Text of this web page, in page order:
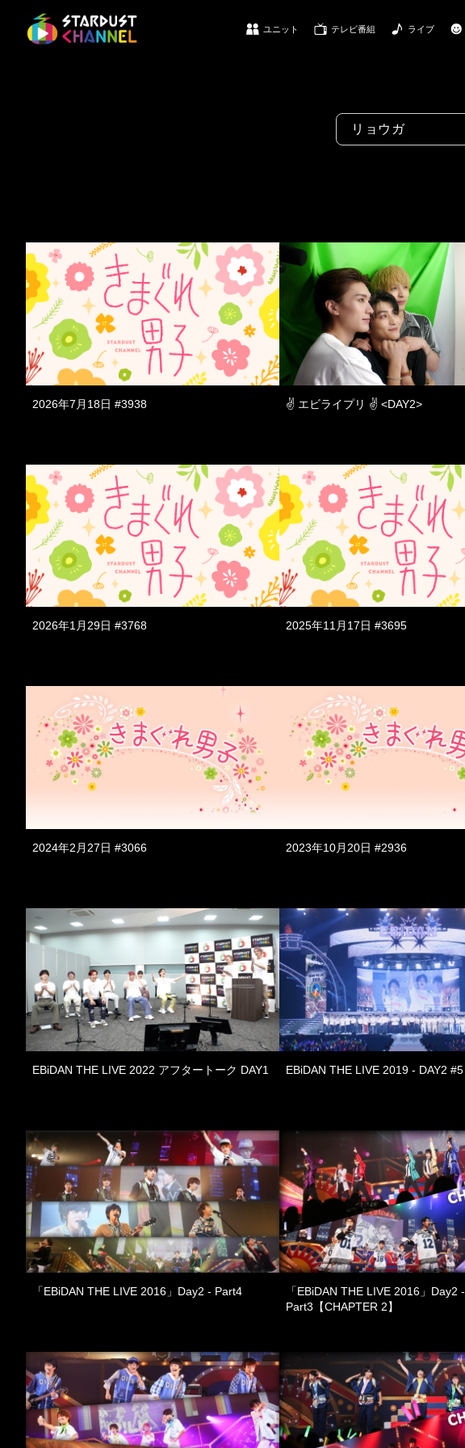
ユニット テレビ番組 ライブ
2026年7月18日 #3938 ✌ エビライプリ ✌ <DAY2>
2026年1月29日 #3768 2025年11月17日 #3695
2024年2月27日 #3066 2023年10月20日 #2936
EBiDAN THE LIVE 2022 アフタートーク DAY1 EBiDAN THE LIVE 2019 - DAY2 #5
「EBiDAN THE LIVE 2016」Day2 - Part4
「EBiDAN THE LIVE 2016」Day2 -
Part3【CHAPTER 2】